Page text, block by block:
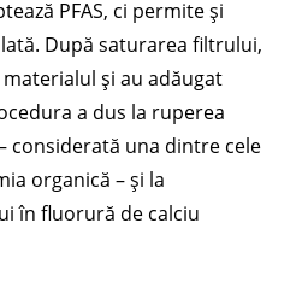
PFAS, ci permite și
După saturarea filtrului,
și au adăugat
a dus la ruperea
considerată una dintre cele
organică – și la
în fluorură de calciu